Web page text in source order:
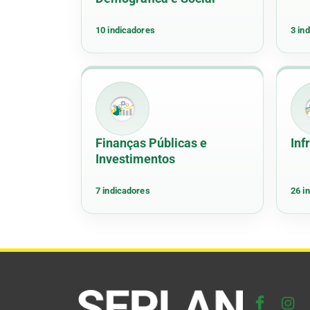
10 indicadores 3
Finanças Públicas e
Investimentos
7 indicadores 26